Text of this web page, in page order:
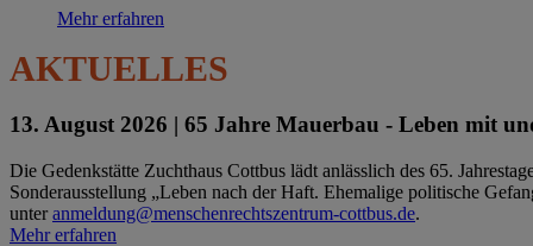
Mehr erfahren
AKTUELLES
13. August 2026 | 65 Jahre Mauerbau - Leben mit
Die Gedenkstätte Zuchthaus Cottbus lädt anlässlich des 65.
Sonderausstellung „Leben nach der Haft. Ehemalige politische
unteranmeldung@menschenrechtszentrum-cottbus.de.
Mehr erfahren